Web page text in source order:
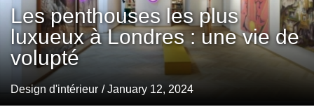
Les penthouses les plus
luxueux à Londres : une vie de
volupté
Design d'intérieur / January 12, 2024